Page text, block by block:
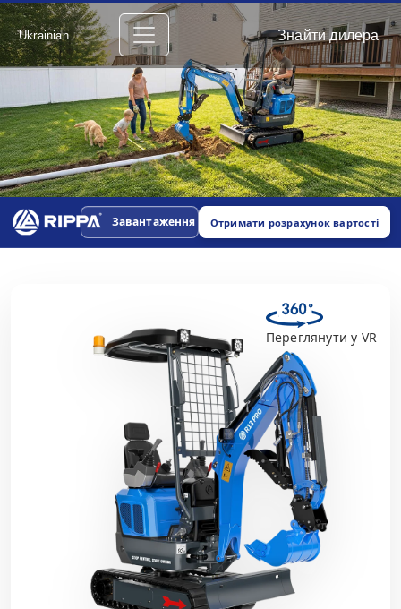
Ukrainian Знайти дилера
Завантаження Отримати розрахунок вартості
Переглянути у VR